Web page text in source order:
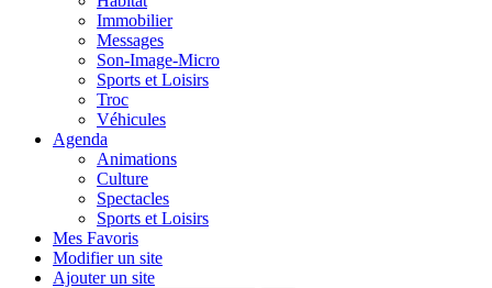
Immobilier
Messages
Son-Image-Micro
Sports et Loisirs
Troc
Véhicules
Agenda
Animations
Culture
Spectacles
Sports et Loisirs
Mes Favoris
Modifier un site
Ajouter un site